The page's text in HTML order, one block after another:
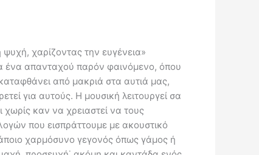
χαρίζοντας την ευγένεια»
ένα απανταχού παρόν φαινόμενο, όπου
από μακριά στα αυτιά μας,
για αυτούς. Η μουσική λειτουργεί σα
χωρίς καν να χρειαστεί να τους
που εισπράττουμε με ακουστικό
χαρμόσυνο γεγονός όπως γάμος ή